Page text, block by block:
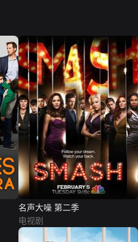
名声大噪 第二季
电视剧